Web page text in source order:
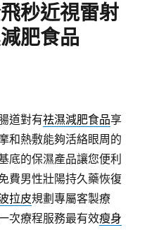
秒近視雷射
肥食品
道對有祛濕減肥食品享
和熱敷能夠活絡眼周的
底的保濕產品讓您便利
費男性壯陽持久藥恢復
拉皮規劃專屬客製療
次療程服務最有效瘦身